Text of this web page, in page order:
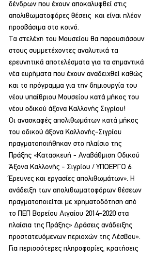
δένδρων που έχουν αποκαλυφθεί στις
απολιθωματοφόρες θέσεις  και είναι πλέον
προσβάσιμα στο κοινό.
Τα στελέχη του Μουσείου θα παρουσιάσουν
στους συμμετέχοντες αναλυτικά τα
ερευνητικά αποτελέσματα για τα σημαντικά
νέα ευρήματα που έχουν αναδειχθεί καθώς
και το πρόγραμμα για την δημιουργία του
νέου υπαίθριου Μουσείου κατά μήκος του
νέου οδικού άξονα Καλλονής Σιγρίου!
Οι ανασκαφές απολιθωμάτων κατά μήκος
του οδικού άξονα Καλλονής-Σιγρίου
πραγματοποιήθηκαν στο πλαίσιο της
Πράξης «Κατασκευή - Αναβάθμιση Οδικού
Άξονα Καλλονής - Σιγρίου / ΥΠΟΕΡΓΟ 6:
Έρευνες και εργασίες απολιθωμάτων». Η
ανάδειξη των απολιθωματοφόρων θέσεων
πραγματοποιείται με χρηματοδότηση από
το ΠΕΠ Βορείου Αιγαίου 2014-2020 στα
πλαίσια της Πράξης» Δράσεις ανάδειξης
προστατευόμενων περιοχών της Λέσβου».
Για περισσότερες πληροφορίες, κρατήσεις